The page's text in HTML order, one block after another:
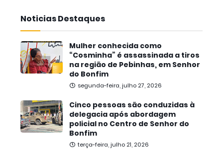
Noticias Destaques
Mulher conhecida como
“Cosminha” é assassinada a tiros
na região de Pebinhas, em Senhor
do Bonfim
segunda-feira, julho 27, 2026
Cinco pessoas são conduzidas à
delegacia após abordagem
policial no Centro de Senhor do
Bonfim
terça-feira, julho 21, 2026